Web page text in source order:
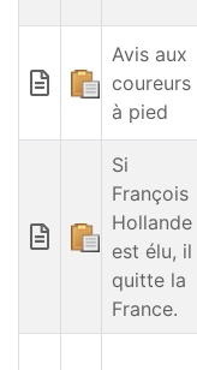
Avis aux
coureurs
à pied
Si
François
Hollande
est élu, il
quitte la
France.